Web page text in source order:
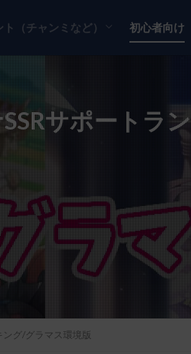
（チャンミなど） 初心者向け
サポートラン
ング/グラマス環境版